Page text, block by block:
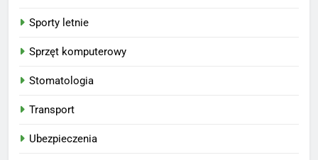
Sporty letnie
Sprzęt komputerowy
Stomatologia
Transport
Ubezpieczenia